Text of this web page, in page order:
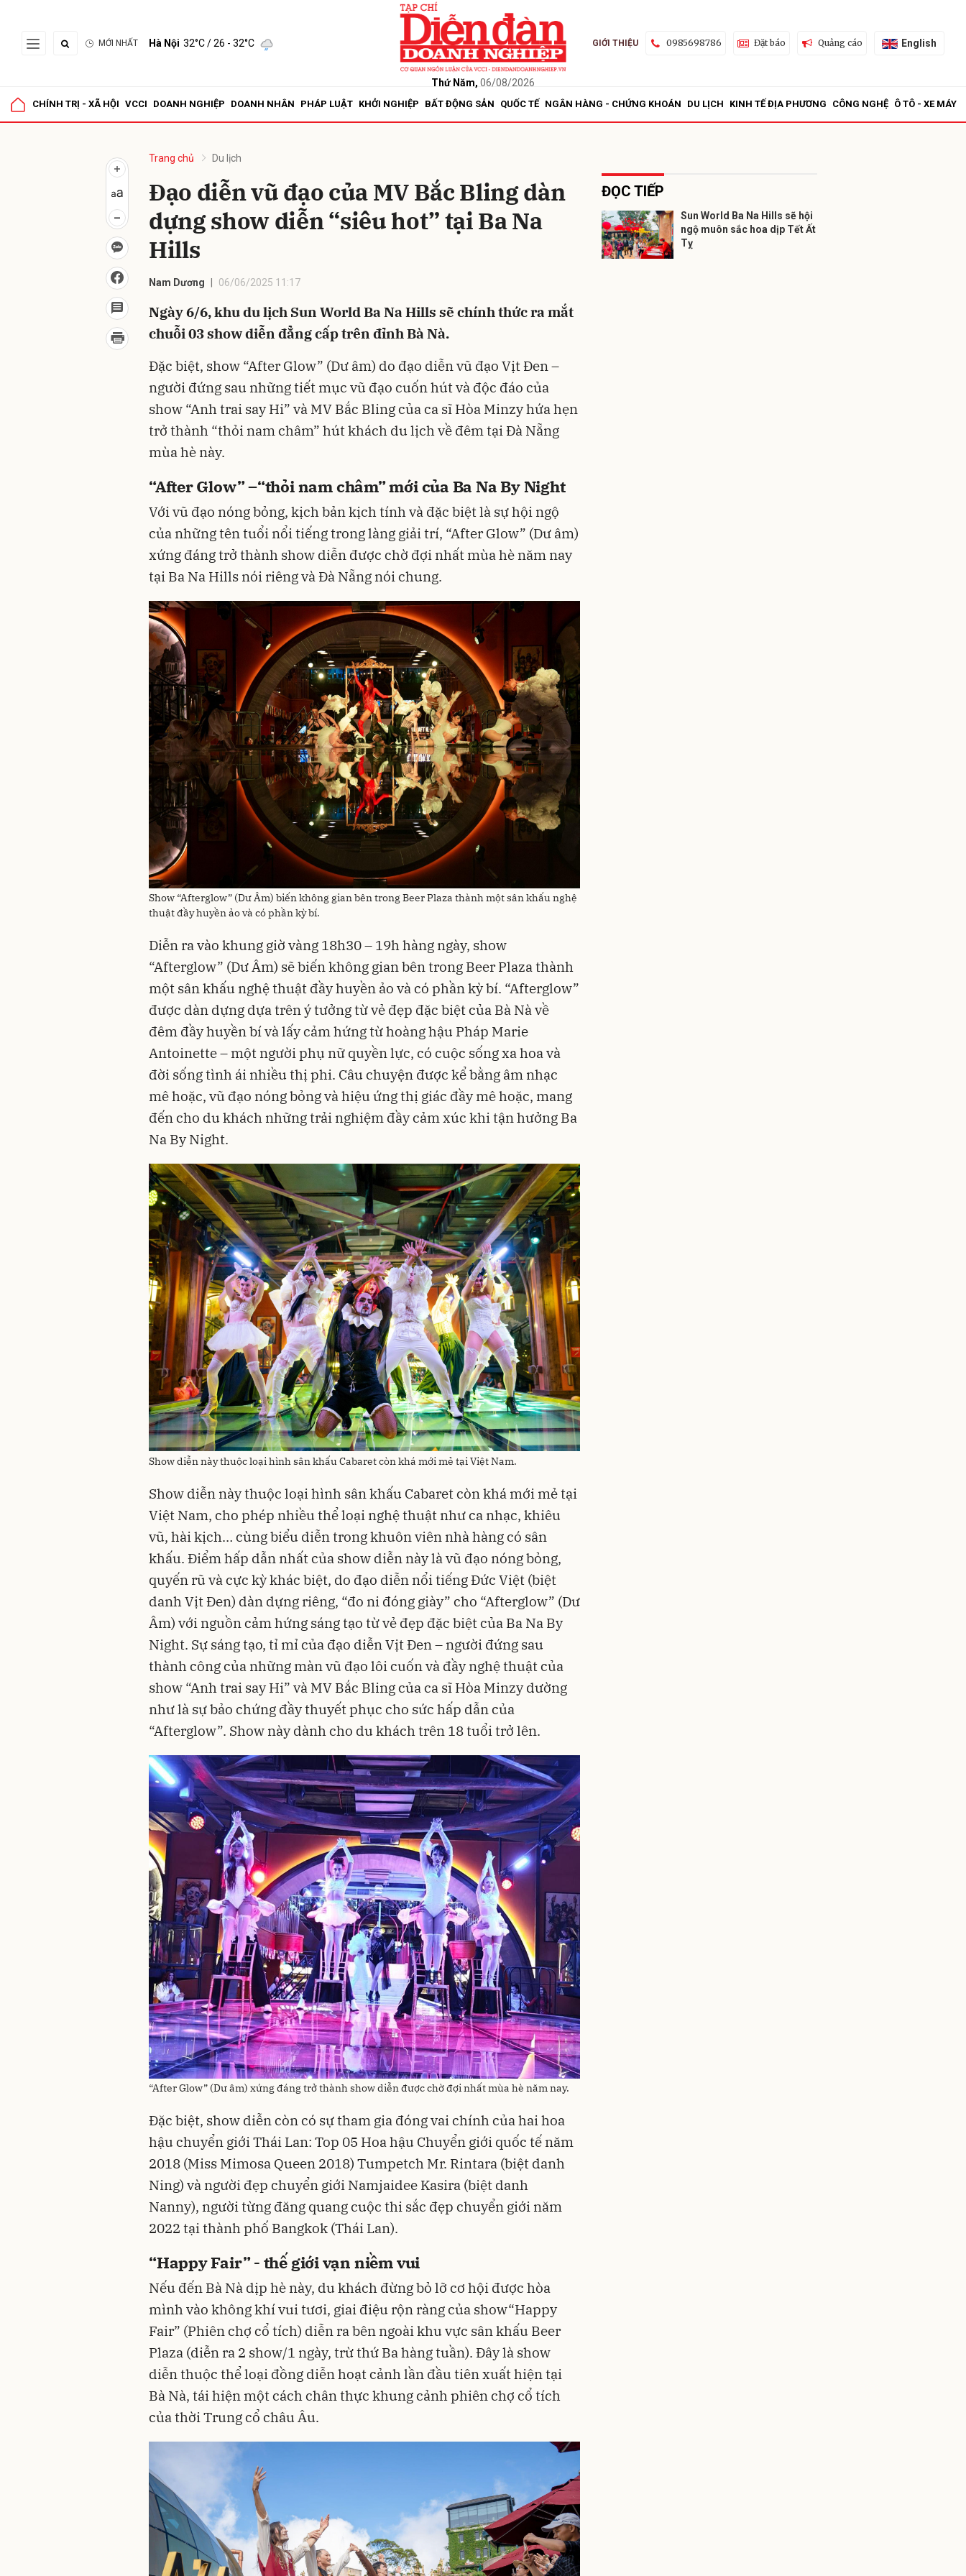
MỚI NHẤT Hà Nội 32°C/ 26 - 32°C
Thứ Năm, 06/08/2026
GIỚI THIỆU 0985698786 Đặt báo Quảng cáo English
CHÍNH TRỊ - XÃ HỘI VCCI DOANH NGHIỆP DOANH NHÂN PHÁP LUẬT KHỞI NGHIỆP BẤT ĐỘNG SẢN QUỐC TẾ NGÂN HÀNG - CHỨNG KHOÁN DU LỊCH KINH TẾ ĐỊA PHƯƠNG CÔNG NGHỆ Ô TÔ - XE MÁY
Trang chủ Du lịch
Đạo diễn vũ đạo của MV Bắc Bling dàn
dựng show diễn “siêu hot” tại Ba Na
Hills
Nam Dương 06/06/2025 11:17
Ngày 6/6, khu du lịch Sun World Ba Na Hills sẽ chính thức ra mắt
chuỗi 03 show diễn đẳng cấp trên đỉnh Bà Nà.
Đặc biệt, show “After Glow” (Dư âm) do đạo diễn vũ đạo Vịt Đen –
người đứng sau những tiết mục vũ đạo cuốn hút và độc đáo của
show “Anh trai say Hi” và MV Bắc Bling của ca sĩ Hòa Minzy hứa hẹn
trở thành “thỏi nam châm” hút khách du lịch về đêm tại Đà Nẵng
mùa hè này.
“After Glow” –“thỏi nam châm” mới của Ba Na By Night
Với vũ đạo nóng bỏng, kịch bản kịch tính và đặc biệt là sự hội ngộ
của những tên tuổi nổi tiếng trong làng giải trí, “After Glow” (Dư âm)
xứng đáng trở thành show diễn được chờ đợi nhất mùa hè năm nay
tại Ba Na Hills nói riêng và Đà Nẵng nói chung.
Show “Afterglow” (Dư Âm) biến không gian bên trong Beer Plaza thành một sân khấu nghệ
thuật đầy huyền ảo và có phần kỳ bí.
Diễn ra vào khung giờ vàng 18h30 – 19h hàng ngày, show
“Afterglow” (Dư Âm) sẽ biến không gian bên trong Beer Plaza thành
một sân khấu nghệ thuật đầy huyền ảo và có phần kỳ bí. “Afterglow”
được dàn dựng dựa trên ý tưởng từ vẻ đẹp đặc biệt của Bà Nà về
đêm đầy huyền bí và lấy cảm hứng từ hoàng hậu Pháp Marie
Antoinette – một người phụ nữ quyền lực, có cuộc sống xa hoa và
đời sống tình ái nhiều thị phi. Câu chuyện được kể bằng âm nhạc
mê hoặc, vũ đạo nóng bỏng và hiệu ứng thị giác đầy mê hoặc, mang
đến cho du khách những trải nghiệm đầy cảm xúc khi tận hưởng Ba
Na By Night.
Show diễn này thuộc loại hình sân khấu Cabaret còn khá mới mẻ tại Việt Nam.
Show diễn này thuộc loại hình sân khấu Cabaret còn khá mới mẻ tại
Việt Nam, cho phép nhiều thể loại nghệ thuật như ca nhạc, khiêu
vũ, hài kịch… cùng biểu diễn trong khuôn viên nhà hàng có sân
khấu. Điểm hấp dẫn nhất của show diễn này là vũ đạo nóng bỏng,
quyến rũ và cực kỳ khác biệt, do đạo diễn nổi tiếng Đức Việt (biệt
danh Vịt Đen) dàn dựng riêng, “đo ni đóng giày” cho “Afterglow” (Dư
Âm) với nguồn cảm hứng sáng tạo từ vẻ đẹp đặc biệt của Ba Na By
Night. Sự sáng tạo, tỉ mỉ của đạo diễn Vịt Đen – người đứng sau
thành công của những màn vũ đạo lôi cuốn và đầy nghệ thuật của
show “Anh trai say Hi” và MV Bắc Bling của ca sĩ Hòa Minzy dường
như là sự bảo chứng đầy thuyết phục cho sức hấp dẫn của
“Afterglow”. Show này dành cho du khách trên 18 tuổi trở lên.
“After Glow” (Dư âm) xứng đáng trở thành show diễn được chờ đợi nhất mùa hè năm nay.
Đặc biệt, show diễn còn có sự tham gia đóng vai chính của hai hoa
hậu chuyển giới Thái Lan: Top 05 Hoa hậu Chuyển giới quốc tế năm
2018 (Miss Mimosa Queen 2018) Tumpetch Mr. Rintara (biệt danh
Ning) và người đẹp chuyển giới Namjaidee Kasira (biệt danh
Nanny), người từng đăng quang cuộc thi sắc đẹp chuyển giới năm
2022 tại thành phố Bangkok (Thái Lan).
“Happy Fair” - thế giới vạn niềm vui
Nếu đến Bà Nà dịp hè này, du khách đừng bỏ lỡ cơ hội được hòa
mình vào không khí vui tươi, giai điệu rộn ràng của show“Happy
Fair” (Phiên chợ cổ tích) diễn ra bên ngoài khu vực sân khấu Beer
Plaza (diễn ra 2 show/1 ngày, trừ thứ Ba hàng tuần). Đây là show
diễn thuộc thể loại đồng diễn hoạt cảnh lần đầu tiên xuất hiện tại
Bà Nà, tái hiện một cách chân thực khung cảnh phiên chợ cổ tích
của thời Trung cổ châu Âu.
ĐỌC TIẾP
Sun World Ba Na Hills sẽ hội
ngộ muôn sắc hoa dịp Tết Ất
Tỵ
Gửi